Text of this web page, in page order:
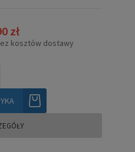
zł
kosztów dostawy